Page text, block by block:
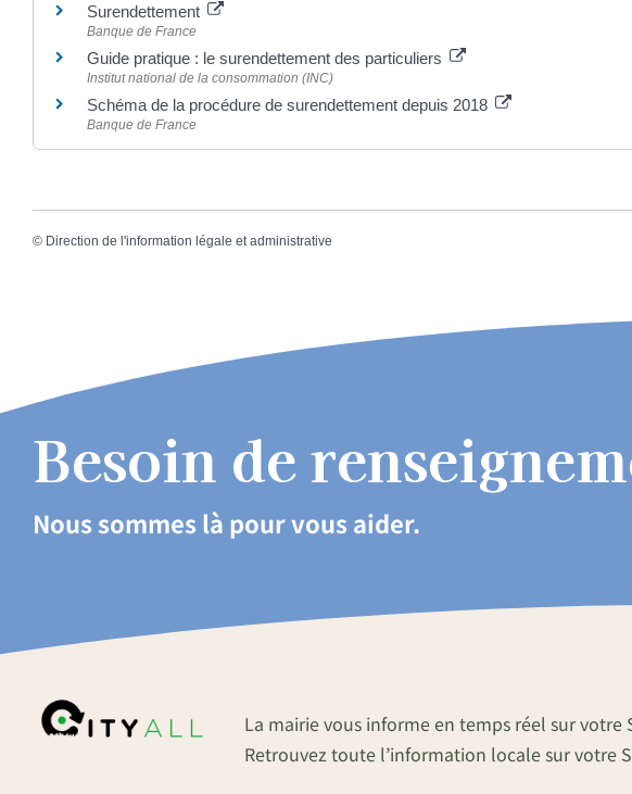
Surendettement
Banque de France
Guide pratique : le surendettement des particuliers
Institut national de la consommation (INC)
Schéma de la procédure de surendettement depuis 2018
Banque de France
© Direction de l'information légale et administrative
Besoin de
Nous sommes là pour vous aider.
La mairie vous informe en temps réel sur votre
Retrouvez toute l’information locale sur votre